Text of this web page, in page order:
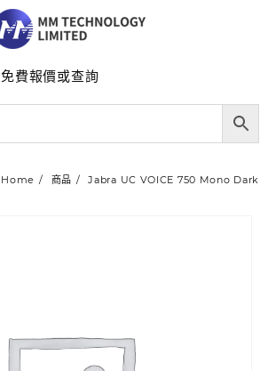
免費報價或查詢
Home 商品 Jabra UC VOICE 750 Mono Dark